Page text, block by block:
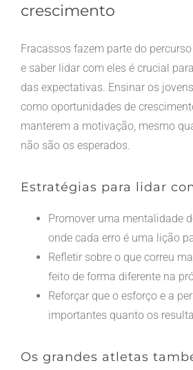
crescimento
Fracassos fazem parte do
e saber lidar com eles é crucial
das expectativas. Ensinar os
como oportunidades de
manterem a motivação, mesmo
não são os esperados.
Estratégias para lidar
Promover uma mentalidade
onde cada erro é uma lição
Refletir sobre o que correu
feito de forma diferente na
Reforçar que o esforço e a
importantes quanto os
Os grandes atletas